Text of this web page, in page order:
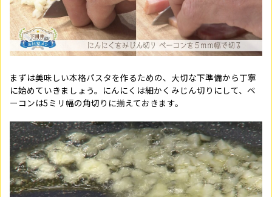
まずは美味しい本格パスタを作るための、大切な下準備から丁寧
に始めていきましょう。にんにくは細かくみじん切りにして、ベ
ーコンは5ミリ幅の角切りに揃えておきます。